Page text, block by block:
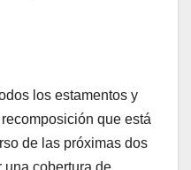
los estamentos y
que está
de las próximas dos
una cobertura de